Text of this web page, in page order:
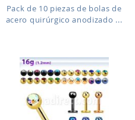
Pack de 10 piezas de bolas de
acero quirúrgico anodizado ...